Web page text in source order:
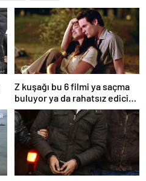
Z kuşağı bu 6 filmi ya saçma
buluyor ya da rahatsız edici
ve toksik!